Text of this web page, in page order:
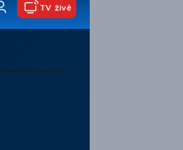
TV živě